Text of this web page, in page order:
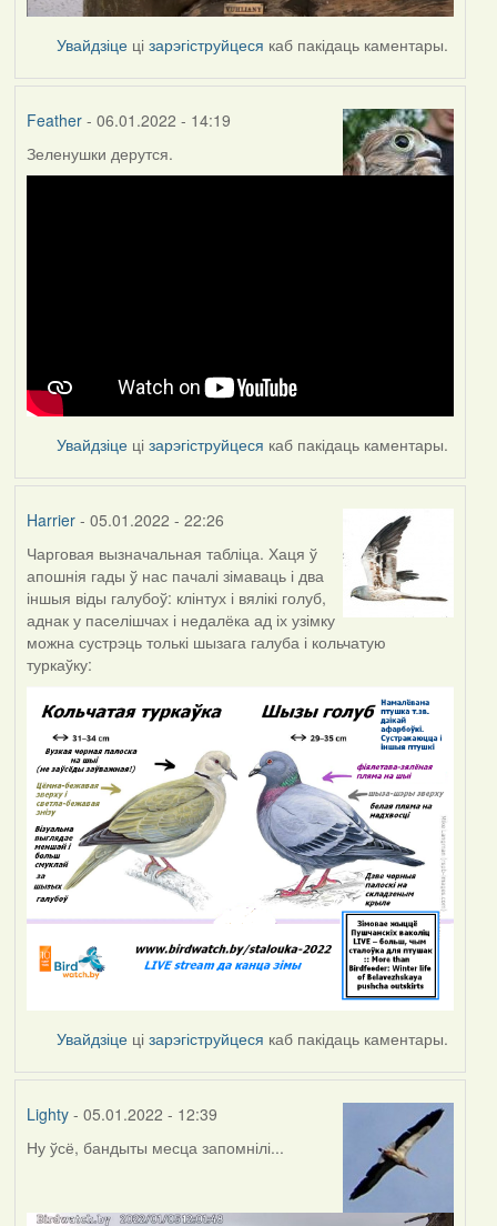
Увайдзіце цізарэгіструйцеся каб пакідаць каментары.
Feather- 06.01.2022 - 14:19
Зеленушки дерутся.
Увайдзіце цізарэгіструйцеся каб пакідаць каментары.
Harrier- 05.01.2022 - 22:26
Чарговая вызначальная табліца. Хаця ў
апошнія гады ў нас пачалі зімаваць і два
іншыя віды галубоў: клінтух і вялікі голуб,
аднак у паселішчах і недалёка ад іх узімку
можна сустрэць толькі шызага галуба і кольчатую
туркаўку:
Увайдзіце цізарэгіструйцеся каб пакідаць каментары.
Lighty- 05.01.2022 - 12:39
Ну ўсё, бандыты месца запомнілі...